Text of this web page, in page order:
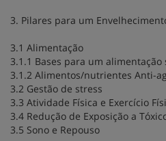
3. Pilares para um
3.1 Alimentação
3.1.1 Bases para um alimentação
3.1.2 Alimentos/nutrientes Anti-
3.2 Gestão de stress
3.3 Atividade Física e Exercício
3.4 Redução de Exposição a
3.5 Sono e Repouso